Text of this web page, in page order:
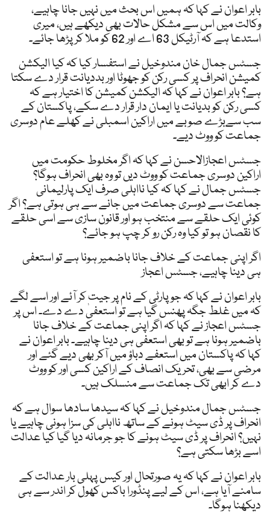
بابر اعوان نے کہا کہ ہمیں اس بحث میں نہیں جانا چاہیے،
وکالت میں اس سے مشکل حالات بھی دیکھے ہیں، میری
استدعا ہے کہ آرٹیکل 63 اے اور 62 کو ملا کر پڑھا جائے۔
جسٹس جمال خان مندوخیل نے استفسار کیا کہ کیا الیکشن
کمیشن انحراف پر کسی رکن کو جھوٹا اور بددیانت قرار دے سکتا
ہے؟ بابر اعوان نے کہا کہ الیکشن کمیشن کا اختیار ہے کہ
کسی رکن کو بدیانت یا ایمان دار قرار دے سکے، پاکستان کے
سب سےبڑے صوبے میں اراکین اسمبلی نے کھلے عام دوسری
جماعت کو ووٹ دیے۔
جسٹس اعجازالاحسن نے کہا کہ اگر مخلوط حکومت میں
اراکین دوسری جماعت کو ووٹ دیں تو وہ بھی انحراف ہوگا؟
جسٹس جمال نے کہا کہ کیا نااہلی صرف ایک پارلیمانی
جماعت سے دوسری جماعت میں جانے سے ہی ہوتی ہے؟ اگر
کوئی ایک حلقے سے منتخب ہو اور قانون سازی سے اسی حلقے
کا نقصان ہو تو کیا وہ رکن رو کر چپ ہو جائے؟
اگر اپنی جماعت کے خلاف جانا باضمیر ہونا ہے تو استعفی
ہی دینا چاہیے، جسٹس اعجاز
بابر اعوان نے کہا کہ جو پارٹی کے نام پر جیت کر آئے اور اسے لگے
کہ میں غلط جگہ پھنس گیا ہے تو استعفیٰ دے دے۔ اس پر
جسٹس اعجاز نے کہا کہ اگر اپنی جماعت کے خلاف جانا
باضمیر ہونا ہے تو بھی استعفی ہی دینا چاہیے۔ بابر اعوان نے
کہا کہ پاکستان میں استعفے دباؤ میں آکر بھی دیے گئے اور
مرضی سے بھی، تحریک انصاف کے اراکین کسی اور کو ووٹ
دے کر ابھی تک جماعت سے منسلک ہیں۔
جسٹس جمال مندوخیل نے کہا کہ سیدھا سادھا سوال ہے کہ
انحراف پر ڈی سیٹ ہونے کے ساتھ نااہلی کی سزا ہونی چاہیے یا
نہیں؟ انحراف پر ڈی سیٹ ہونے کا جو جرمانہ دیا گیا کیا عدالت
اسے بڑھا سکتی ہے؟
بابر اعوان نے کہا کہ یہ صورتحال اور کیس پہلی بار عدالت کے
سامنے آیا ہے، اس کے لیے پنڈورا باکس کھول کر اندر سے ہی
دیکھنا ہوگا۔